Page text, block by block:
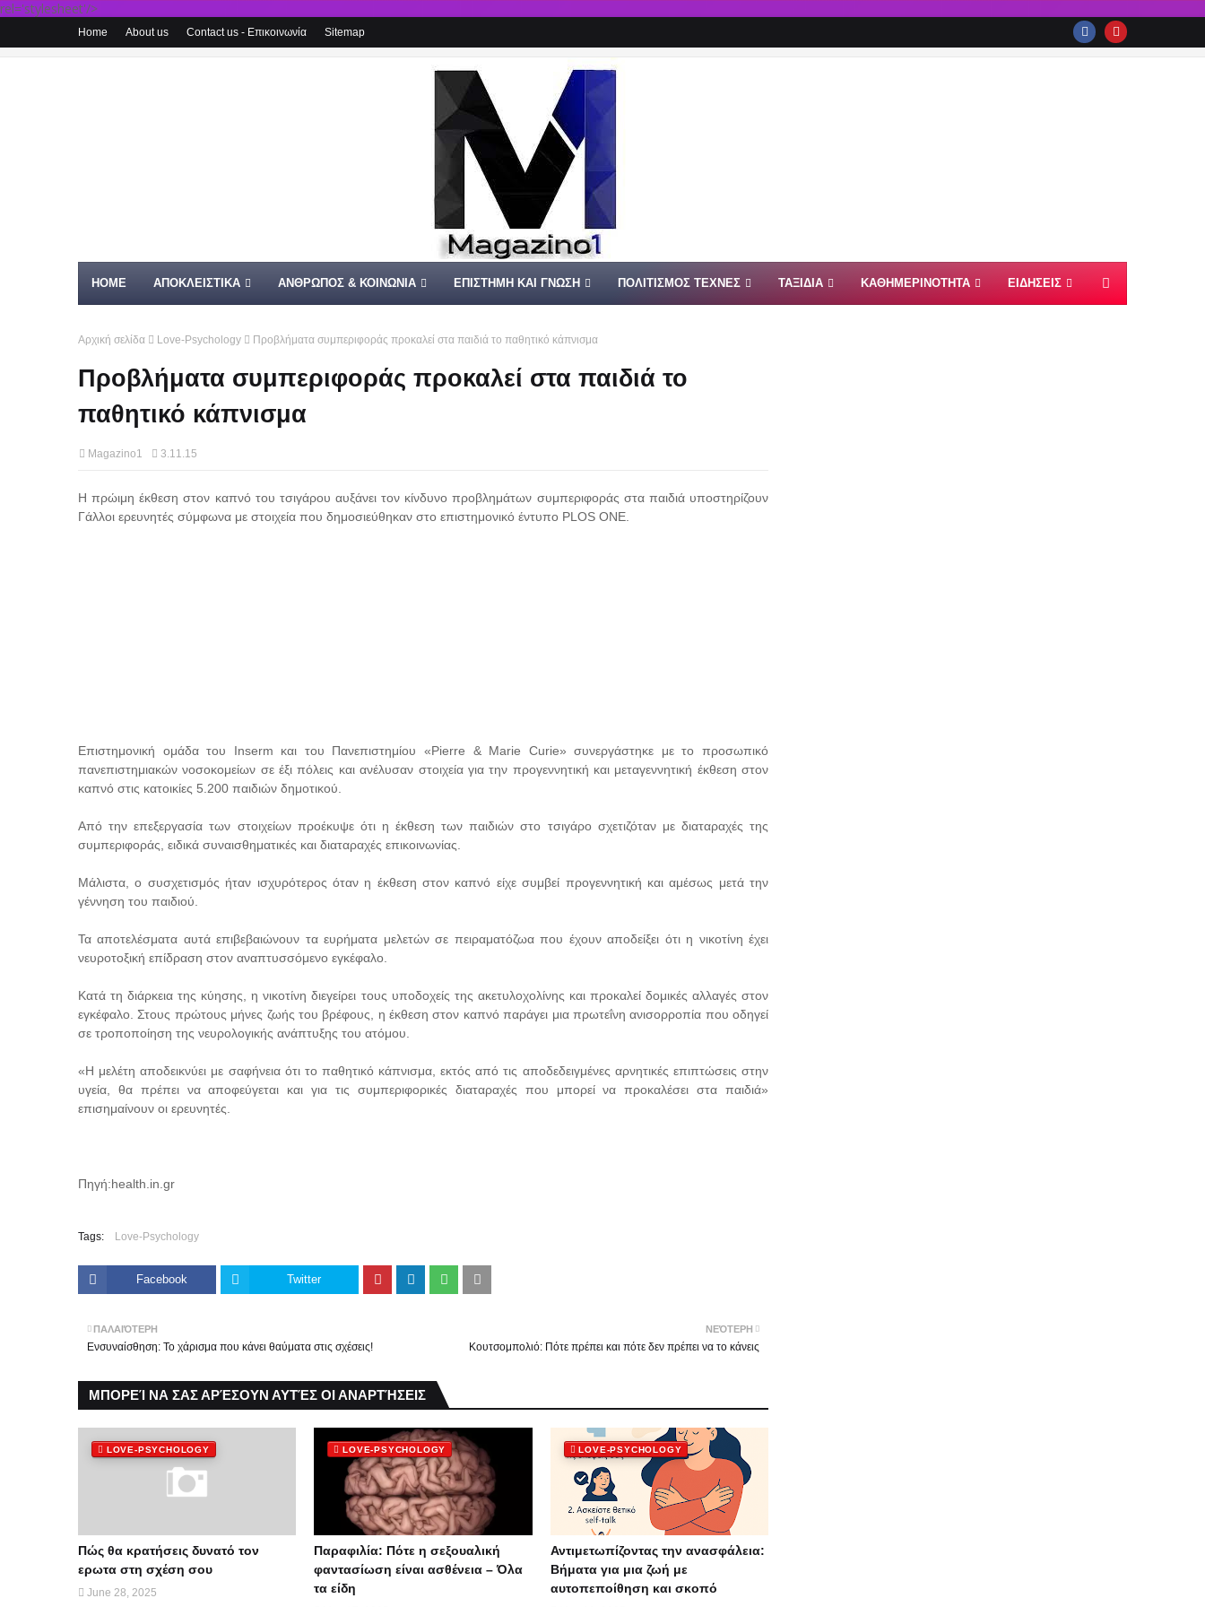
rel='stylesheet'/>
Home About us Contact us - Επικοινωνία Sitemap
HOME ΑΠΟΚΛΕΙΣΤΙΚΑ ΑΝΘΡΩΠΟΣ & ΚΟΙΝΩΝΙΑ ΕΠΙΣΤΗΜΗ ΚΑΙ ΓΝΩΣΗ ΠΟΛΙΤΙΣΜΟΣ ΤΕΧΝΕΣ ΤΑΞΙΔΙΑ ΚΑΘΗΜΕΡΙΝΟΤΗΤΑ ΕΙΔΗΣΕΙΣ
Αρχική σελίδα Love-Psychology Προβλήματα συμπεριφοράς προκαλεί στα παιδιά το παθητικό κάπνισμα
Προβλήματα συμπεριφοράς προκαλεί στα παιδιά το
παθητικό κάπνισμα
Magazino1 3.11.15
Η πρώιμη έκθεση στον καπνό του τσιγάρου αυξάνει τον κίνδυνο προβλημάτων συμπεριφοράς στα παιδιά υποστηρίζουν
Γάλλοι ερευνητές σύμφωνα με στοιχεία που δημοσιεύθηκαν στο επιστημονικό έντυπο PLOS ONE.
Επιστημονική ομάδα του Inserm και του Πανεπιστημίου «Pierre & Marie Curie» συνεργάστηκε με το προσωπικό
πανεπιστημιακών νοσοκομείων σε έξι πόλεις και ανέλυσαν στοιχεία για την προγεννητική και μεταγεννητική έκθεση στον
καπνό στις κατοικίες 5.200 παιδιών δημοτικού.
Από την επεξεργασία των στοιχείων προέκυψε ότι η έκθεση των παιδιών στο τσιγάρο σχετιζόταν με διαταραχές της
συμπεριφοράς, ειδικά συναισθηματικές και διαταραχές επικοινωνίας.
Μάλιστα, ο συσχετισμός ήταν ισχυρότερος όταν η έκθεση στον καπνό είχε συμβεί προγεννητική και αμέσως μετά την
γέννηση του παιδιού.
Τα αποτελέσματα αυτά επιβεβαιώνουν τα ευρήματα μελετών σε πειραματόζωα που έχουν αποδείξει ότι η νικοτίνη έχει
νευροτοξική επίδραση στον αναπτυσσόμενο εγκέφαλο.
Κατά τη διάρκεια της κύησης, η νικοτίνη διεγείρει τους υποδοχείς της ακετυλοχολίνης και προκαλεί δομικές αλλαγές στον
εγκέφαλο. Στους πρώτους μήνες ζωής του βρέφους, η έκθεση στον καπνό παράγει μια πρωτεΐνη ανισορροπία που οδηγεί
σε τροποποίηση της νευρολογικής ανάπτυξης του ατόμου.
«Η μελέτη αποδεικνύει με σαφήνεια ότι το παθητικό κάπνισμα, εκτός από τις αποδεδειγμένες αρνητικές επιπτώσεις στην
υγεία, θα πρέπει να αποφεύγεται και για τις συμπεριφορικές διαταραχές που μπορεί να προκαλέσει στα παιδιά»
επισημαίνουν οι ερευνητές.
Πηγή:health.in.gr
Tags: Love-Psychology
Facebook Twitter
ΝΕΌΤΕΡΗ
Κουτσομπολιό: Πότε πρέπει και πότε δεν πρέπει να το κάνεις
ΠΑΛΑΙΌΤΕΡΗ
Ενσυναίσθηση: Το χάρισμα που κάνει θαύματα στις σχέσεις!
ΜΠΟΡΕΊ ΝΑ ΣΑΣ ΑΡΈΣΟΥΝ ΑΥΤΈΣ ΟΙ ΑΝΑΡΤΉΣΕΙΣ
LOVE-PSYCHOLOGY
Πώς θα κρατήσεις δυνατό τον
ερωτα στη σχέση σου
June 28, 2025
LOVE-PSYCHOLOGY
Παραφιλία: Πότε η σεξουαλική
φαντασίωση είναι ασθένεια – Όλα
τα είδη
LOVE-PSYCHOLOGY
Αντιμετωπίζοντας την ανασφάλεια:
Βήματα για μια ζωή με
αυτοπεποίθηση και σκοπό